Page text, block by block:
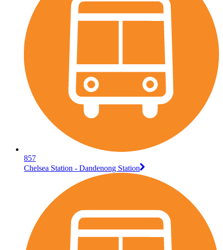
857
Chelsea Station - Dandenong Station